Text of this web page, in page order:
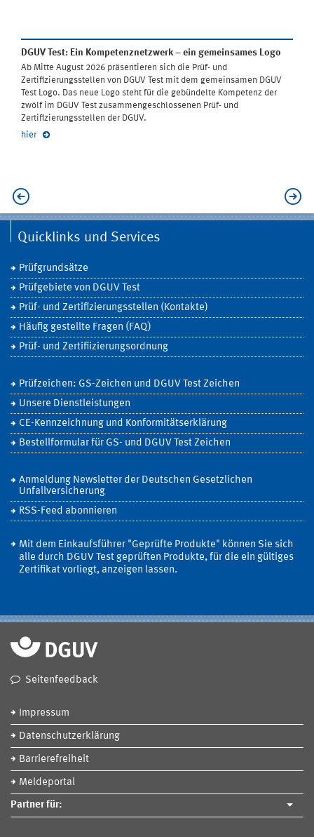
DGUV Test: Ein Kompetenznetzwerk – ein gemeinsames Logo
Ab Mitte August 2026 präsentieren sich die Prüf- und
Zertifizierungsstellen von DGUV Test mit dem gemeinsamen DGUV
Test Logo. Das neue Logo steht für die gebündelte Kompetenz der
zwölf im DGUV Test zusammengeschlossenen Prüf- und
Zertifizierungsstellen der DGUV.
hier
Quicklinks und Services
Prüfgrundsätze
Prüfgebiete von DGUV Test
Prüf- und Zertifizierungsstellen (Kontakte)
Häufig gestellte Fragen (FAQ)
Prüf- und Zertifiizierungsordnung
Prüfzeichen: GS-Zeichen und DGUV Test Zeichen
Unsere Dienstleistungen
CE-Kennzeichnung und Konformitätserklärung
Bestellformular für GS- und DGUV Test Zeichen
Anmeldung Newsletter der Deutschen Gesetzlichen
Unfallversicherung
RSS-Feed abonnieren
Mit dem Einkaufsführer "Geprüfte Produkte" können Sie sich
alle durch DGUV Test geprüften Produkte, für die ein gültiges
Zertifikat vorliegt, anzeigen lassen.
Seitenfeedback
Impressum
Datenschutzerklärung
Barrierefreiheit
Meldeportal
Partner für: